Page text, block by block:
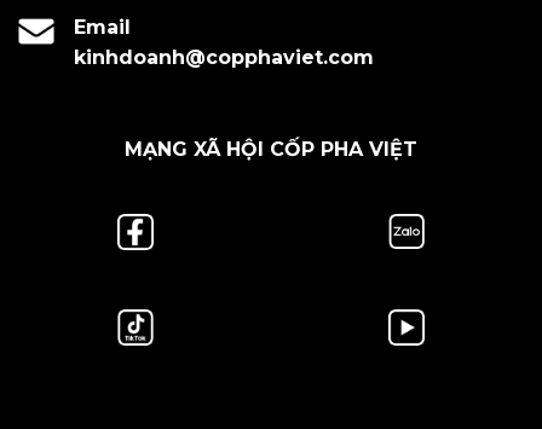
Email
kinhdoanh@copphaviet.com
MẠNG XÃ HỘI CỐP PHA VIỆT